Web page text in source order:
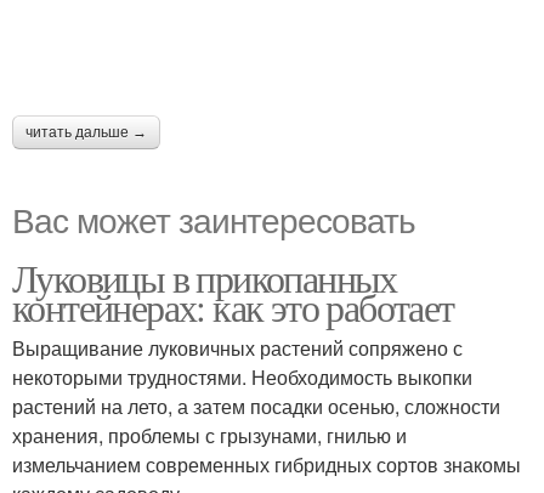
читать дальше →
Вас может заинтересовать
Луковицы в прикопанных
контейнерах: как это работает
Выращивание луковичных растений сопряжено с
некоторыми трудностями. Необходимость выкопки
растений на лето, а затем посадки осенью, сложности
хранения, проблемы с грызунами, гнилью и
измельчанием современных гибридных сортов знакомы